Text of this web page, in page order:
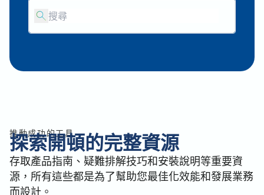
推動成功的工具
探索開頓的完整資源
存取產品指南、疑難排解技巧和安裝說明等重要資
源，所有這些都是為了幫助您最佳化效能和發展業務
而設計。